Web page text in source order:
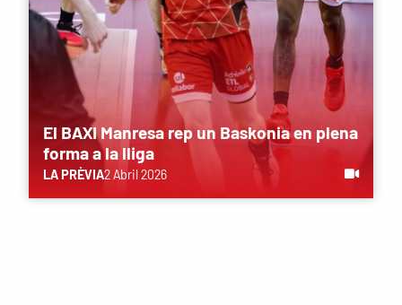
El BAXI Manresa rep un Baskonia en plena
forma a la lliga
LA PRÈVIA2 Abril 2026